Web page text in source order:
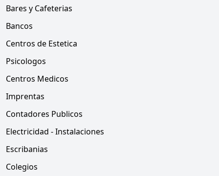
Bares y Cafeterias
Bancos
Centros de Estetica
Psicologos
Centros Medicos
Imprentas
Contadores Publicos
Electricidad - Instalaciones
Escribanias
Colegios